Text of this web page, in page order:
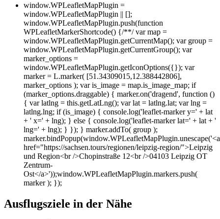
window.WPLeafletMapPlugin =
window.WPLeafletMapPlugin || [];
window.WPLeafletMapPlugin.push(function
WPLeafletMarkerShortcode() {/**/ var map =
window.WPLeafletMapPlugin.getCurrentMap(); var group =
window.WPLeafletMapPlugin.getCurrentGroup(); var
marker_options =
window.WPLeafletMapPlugin.getIconOptions({}); var
marker = L.marker( [51.34309015,12.388442806],
marker_options ); var is_image = map.is_image_map; if
(marker_options.draggable) { marker.on('dragend', function ()
{ var latlng = this.getLatLng(); var lat = latlng.lat; var lng =
latlng.lng; if (is_image) { console.log('leaflet-marker y=' + lat
+ ' x=' + lng); } else { console.log('leaflet-marker lat=' + lat + '
lng=' + lng); } }); } marker.addTo( group );
marker.bindPopup(window.WPLeafletMapPlugin.unescape('<a
href="https://sachsen.tours/regionen/leipzig-region/">Leipzig
und Region<br />Chopinstraße 12<br />04103 Leipzig OT
Zentrum-
Ost</a>'));window.WPLeafletMapPlugin.markers.push(
marker ); });
Ausflugsziele in der Nähe